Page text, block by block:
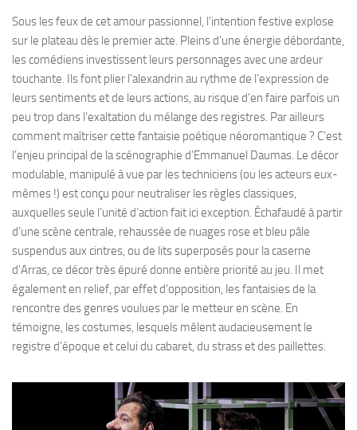
Sous les feux de cet amour passionnel, l’intention festive explose
sur le plateau dès le premier acte. Pleins d’une énergie débordante,
les comédiens investissent leurs personnages avec une ardeur
touchante. Ils font plier l’alexandrin au rythme de l’expression de
leurs sentiments et de leurs actions, au risque d’en faire parfois un
peu trop dans l’exaltation du mélange des registres. Par ailleurs
comment maîtriser cette fantaisie poétique néoromantique ? C’est
l’enjeu principal de la scénographie d’Emmanuel Daumas. Le décor
modulable, manipulé à vue par les techniciens (ou les acteurs eux-
mêmes !) est conçu pour neutraliser les règles classiques,
auxquelles seule l’unité d’action fait ici exception. Échafaudé à partir
d’une scène centrale, rehaussée de nuages rose et bleu pâle
suspendus aux cintres, ou de lits superposés pour la caserne
d’Arras, ce décor très épuré donne entière priorité au jeu. Il met
également en relief, par effet d’opposition, les fantaisies de la
rencontre des genres voulues par le metteur en scène. En
témoigne, les costumes, lesquels mêlent audacieusement le
registre d’époque et celui du cabaret, du strass et des paillettes.